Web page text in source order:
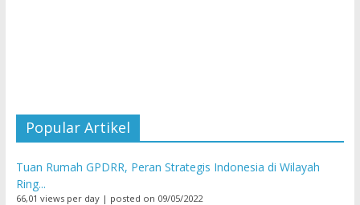
Popular Artikel
Tuan Rumah GPDRR, Peran Strategis Indonesia di Wilayah
Ring...
66,01 views per day| posted on 09/05/2022